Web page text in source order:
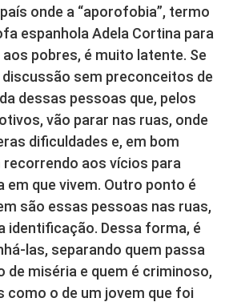
onde a “aporofobia”, termo
espanhola Adela Cortina para
pobres, é muito latente. Se
sem preconceitos de
dessas pessoas que, pelos
vão parar nas ruas, onde
dificuldades e, em bom
recorrendo aos vícios para
em que vivem. Outro ponto é
são essas pessoas nas ruas,
identificação. Dessa forma, é
las, separando quem passa
de miséria e quem é criminoso,
como o de um jovem que foi